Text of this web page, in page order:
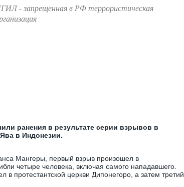
- запрещенная в РФ террористическая
ранения в результате серии взрывов в
в Индонезии.
Мангеры, первый взрыв произошел в
четыре человека, включая самого нападавшего.
в протестантской церкви Дипонегоро, а затем третий